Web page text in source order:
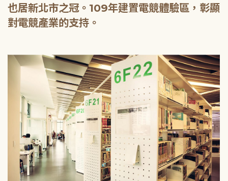
也居新北市之冠。109年建置電競體驗區，彰顯
對電競產業的支持。